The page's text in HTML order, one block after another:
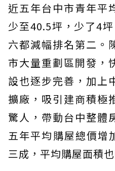
近五年台中市青年平
少至40.5坪，少了4
六都減幅排名第二。
市大量重劃區開發，
設也逐步完善，加上
擴廠，吸引建商積極
驚人，帶動台中整體
五年平均購屋總價增
三成，平均購屋面積